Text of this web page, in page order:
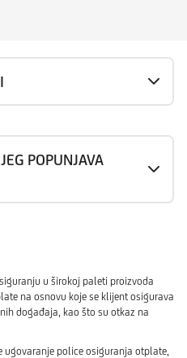
POPUNJAVA
u širokoj paleti proizvoda
na osnovu koje se klijent osigurava
događaja, kao što su otkaz na
ugovaranje police osiguranja otplate,